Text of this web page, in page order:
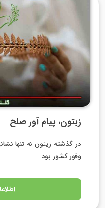
زیتون، پیام آور صلح
در گذشته زیتون نه تنها نشانی از
وفور کشور بود
اطلاعات بیشتر